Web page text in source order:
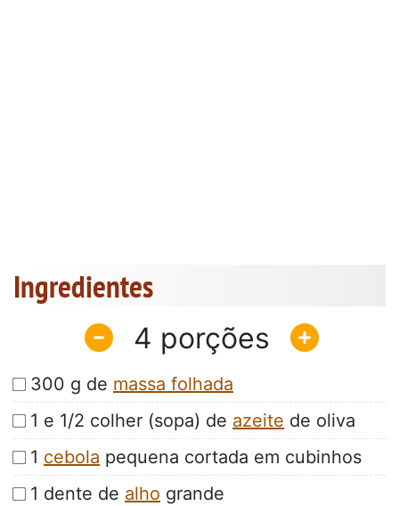
Ingredientes
4
300 g de massa folhada
1 e 1/2 colher (sopa) de azeite de oliva
1 cebola pequena cortada em cubinhos
1 dente de alho grande